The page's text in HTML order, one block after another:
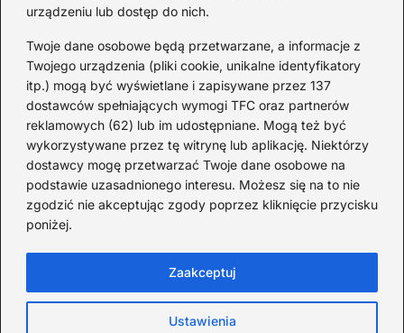
urządzeniu lub dostęp do nich.
Twoje dane osobowe będą przetwarzane, a informacje z
Twojego urządzenia (pliki cookie, unikalne identyfikatory
itp.) mogą być wyświetlane i zapisywane przez 137
dostawców spełniających wymogi TFC oraz partnerów
reklamowych (62) lub im udostępniane. Mogą też być
wykorzystywane przez tę witrynę lub aplikację. Niektórzy
dostawcy mogę przetwarzać Twoje dane osobowe na
podstawie uzasadnionego interesu. Możesz się na to nie
zgodzić nie akceptując zgody poprzez kliknięcie przycisku
poniżej.
Ustawienia
Zaakceptuj
Zaskakujące ciekawostki o
Krzysztofie Kolumbie
2026-07-20
Mało znane ciekawostki o
Wisławie Szymborskiej
2026-07-16
Zaskakujące ciekawostki o
2026-07-15